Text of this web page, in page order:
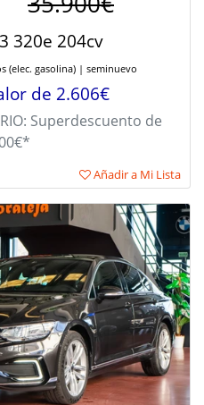
320e 204cv
(elec. gasolina) | seminuevo
de 2.606€
Superdescuento de
Añadir a Mi Lista